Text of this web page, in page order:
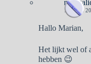
10 JUNI
Hallo Marian,
Het lijkt wel of
hebben 😉